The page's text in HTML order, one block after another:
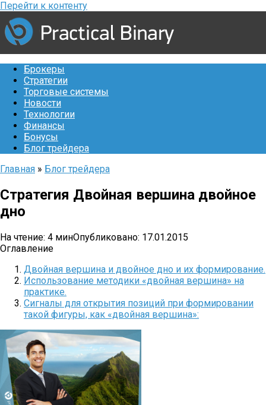
Перейти к контенту
Брокеры
Стратегии
Торговые системы
Новости
Технологии
Финансы
Бонусы
Блог трейдера
Главная » Блог трейдера
Стратегия Двойная вершина двойное
дно
На чтение: 4 минОпубликовано: 17.01.2015
Оглавление
Двойная вершина и двойное дно и их формирование.
Использование методики «двойная вершина» на
практике.
Сигналы для открытия позиций при формировании
такой фигуры, как «двойная вершина»: